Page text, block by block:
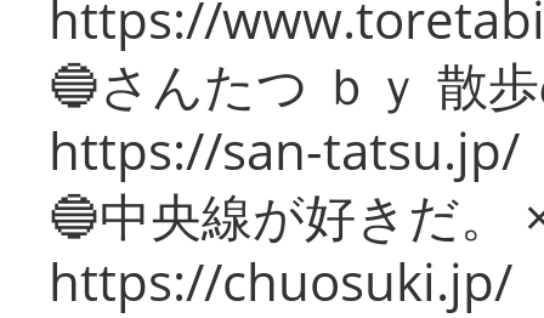
https://
🔵さんたつ ｂｙ 散
https://san-tatsu.jp/
🔵中央線が好きだ。
https://chuosuki.jp/